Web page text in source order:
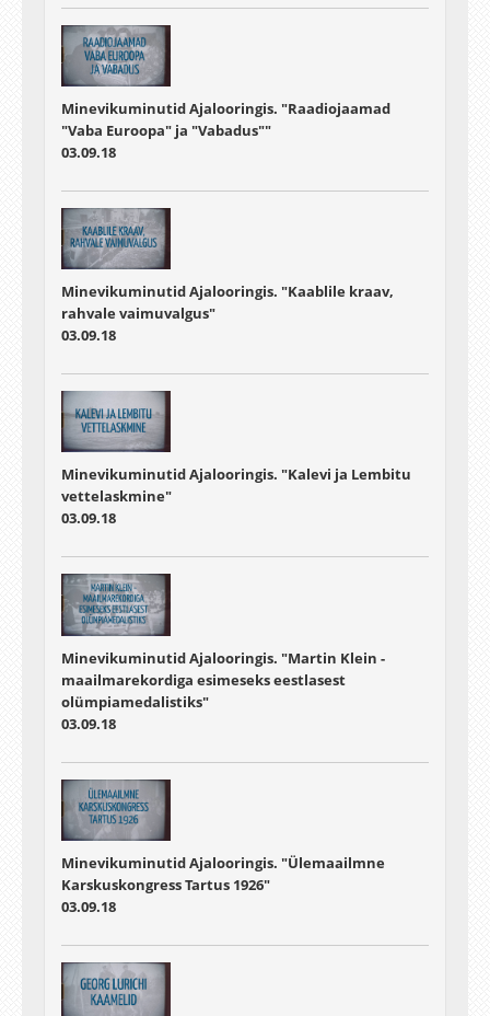
Minevikuminutid Ajalooringis. "Raadiojaamad
"Vaba Euroopa" ja "Vabadus""
03.09.18
Minevikuminutid Ajalooringis. "Kaablile kraav,
rahvale vaimuvalgus"
03.09.18
Minevikuminutid Ajalooringis. "Kalevi ja Lembitu
vettelaskmine"
03.09.18
Minevikuminutid Ajalooringis. "Martin Klein -
maailmarekordiga esimeseks eestlasest
olümpiamedalistiks"
03.09.18
Minevikuminutid Ajalooringis. "Ülemaailmne
Karskuskongress Tartus 1926"
03.09.18